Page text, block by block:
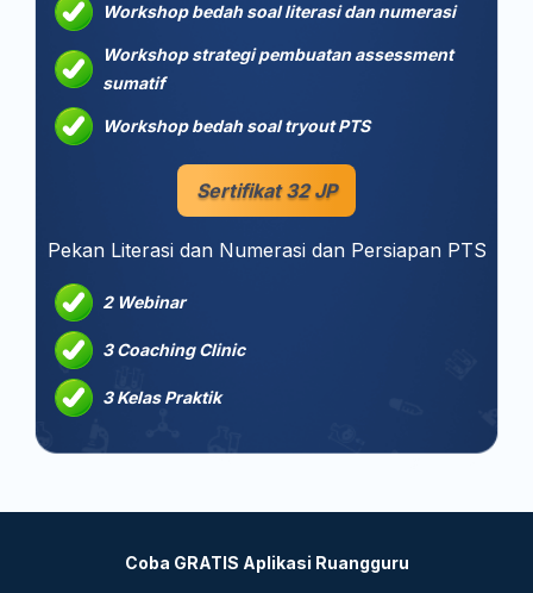
Workshop bedah soal literasi dan numerasi
Workshop strategi pembuatan assessment
sumatif
Workshop bedah soal tryout PTS
Sertifikat 32 JP
Pekan Literasi dan Numerasi dan Persiapan PTS
2 Webinar
3 Coaching Clinic
3 Kelas Praktik
Coba GRATIS Aplikasi Ruangguru